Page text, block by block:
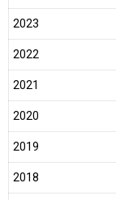
2023
2022
2021
2020
2019
2018